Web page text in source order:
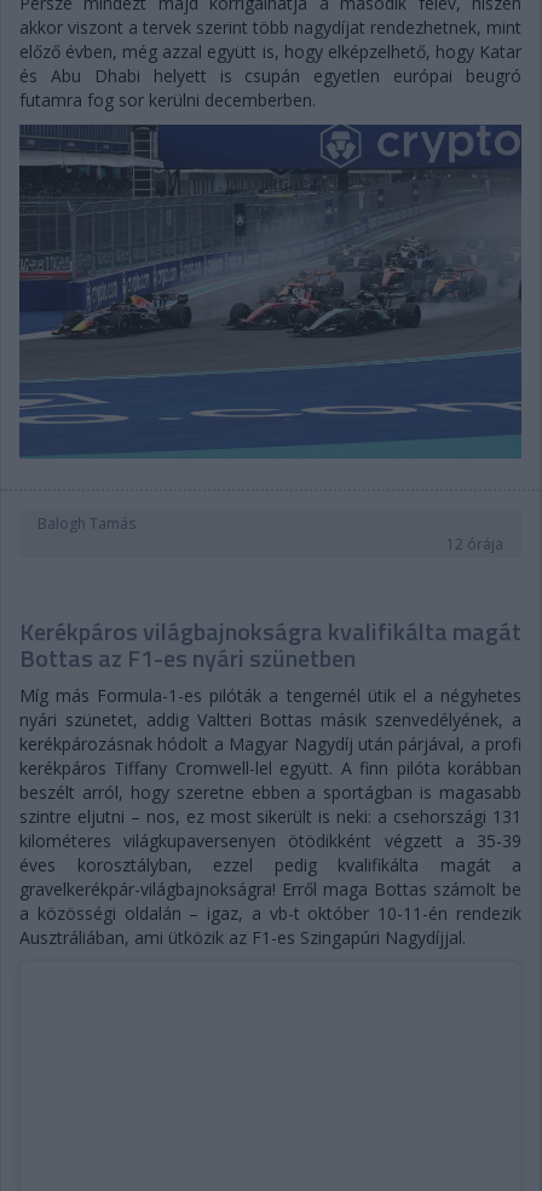
akkor viszont a tervek szerint több nagydíjat rendezhetnek, mint
előző évben, még azzal együtt is, hogy elképzelhető, hogy Katar
és Abu Dhabi helyett is csupán egyetlen európai beugró
futamra fog sor kerülni decemberben.
Balogh Tamás
12 órája
Kerékpáros világbajnokságra kvalifikálta magát
Bottas az F1-es nyári szünetben
Míg más Formula-1-es pilóták a tengernél ütik el a négyhetes
nyári szünetet, addig Valtteri Bottas másik szenvedélyének, a
kerékpározásnak hódolt a Magyar Nagydíj után párjával, a profi
kerékpáros Tiffany Cromwell-lel együtt. A finn pilóta korábban
beszélt arról, hogy szeretne ebben a sportágban is magasabb
szintre eljutni – nos, ez most sikerült is neki: a csehországi 131
kilométeres világkupaversenyen ötödikként végzett a 35-39
éves korosztályban, ezzel pedig kvalifikálta magát a
gravelkerékpár-világbajnokságra! Erről maga Bottas számolt be
a közösségi oldalán – igaz, a vb-t október 10-11-én rendezik
Ausztráliában, ami ütközik az F1-es Szingapúri Nagydíjjal.